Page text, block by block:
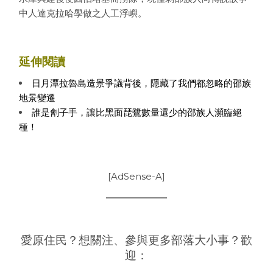
中人達克拉哈學做之人工浮嶼。
延伸閱讀
日月潭拉魯島造景爭議背後，隱藏了我們都忽略的邵族
地景變遷
誰是劊子手，讓比黑面琵鷺數量還少的邵族人瀕臨絕
種！
[AdSense-A]
愛原住民？想關注、參與更多部落大小事？歡
迎：